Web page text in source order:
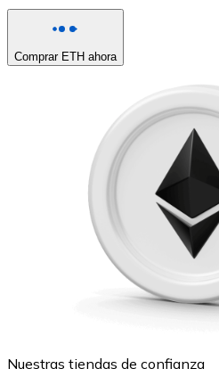
Comprar ETH ahora
Nuestras tiendas de confianza